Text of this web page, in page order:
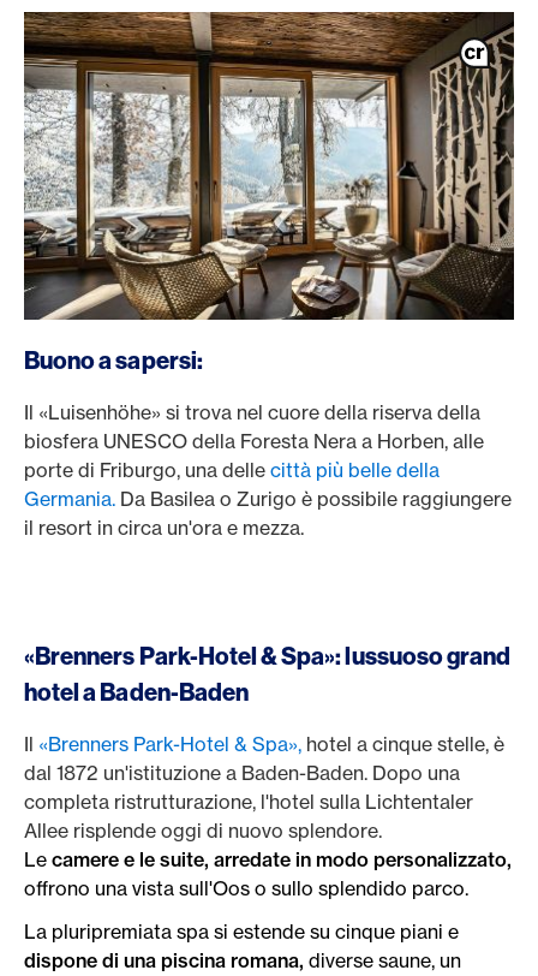
Buono a sapersi:
Il «Luisenhöhe» si trova nel cuore della riserva della
biosfera UNESCO della Foresta Nera a Horben, alle
porte di Friburgo, una delle città più belle della
Germania. Da Basilea o Zurigo è possibile raggiungere
il resort in circa un'ora e mezza.
«Brenners Park-Hotel & Spa»: lussuoso grand
hotel a Baden-Baden
Il «Brenners Park-Hotel & Spa», hotel a cinque stelle, è
dal 1872 un'istituzione a Baden-Baden. Dopo una
completa ristrutturazione, l'hotel sulla Lichtentaler
Allee risplende oggi di nuovo splendore.
Le camere e le suite, arredate in modo personalizzato,
offrono una vista sull'Oos o sullo splendido parco.
La pluripremiata spa si estende su cinque piani e
dispone di una piscina romana, diverse saune, un